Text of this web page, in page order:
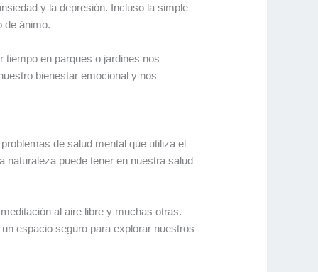
y la depresión. Incluso la simple
de ánimo.
en parques o jardines nos
bienestar emocional y nos
de salud mental que utiliza el
naturaleza puede tener en nuestra salud
al aire libre y muchas otras.
espacio seguro para explorar nuestros